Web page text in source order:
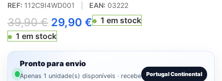
REF: 112C9I4WD001 EAN: 03222
39,90€ 29,90 €
1 em stock
1 em stock
Pronto para envio
Apenas 1 unidade(s) disponíveis · recebe
Portugal Continental